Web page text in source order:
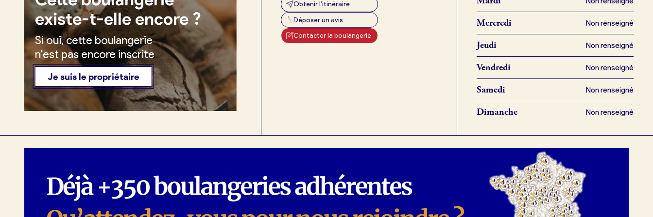
Je crée mon compte Connexion
existe-t-elle encore ?
Si oui, cette boulangerie
n'est pas encore inscrite
Je suis le propriétaire
Obtenir l’itinéraire
Déposer un avis
Contacter la boulangerie
Mercredi Non renseigné
Jeudi Non renseigné
Vendredi Non renseigné
Samedi Non renseigné
Dimanche Non renseigné